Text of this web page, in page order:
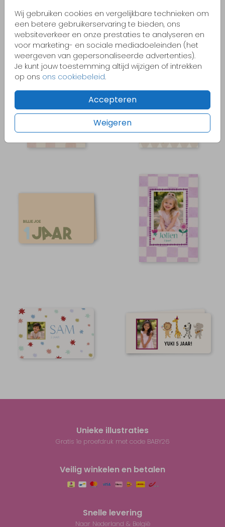
Wij gebruiken cookies en vergelijkbare technieken om
een betere gebruikerservaring te bieden, ons
websiteverkeer en onze prestaties te analyseren en
voor marketing- en sociale mediadoeleinden (het
weergeven van gepersonaliseerde advertenties).
Je kunt jouw toestemming altijd wijzigen of intrekken
op ons ons cookiebeleid.
Accepteren
Weigeren
Unieke illustraties
Gratis 1e proefdruk met code BABY26
Veilig winkelen en betalen
Snelle levering
Naar Nederland & België